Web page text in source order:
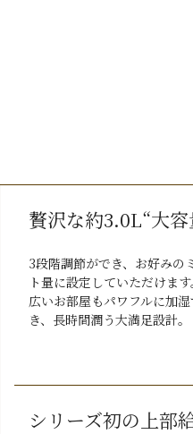
贅沢な約3.0L“大容
3段階調節ができ、お好みの
ト量に設定していただけます
広いお部屋もパワフルに加湿
き、長時間潤う大満足設計。
シリーズ初の上部